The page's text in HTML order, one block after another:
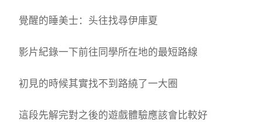
覺醒的睡美士：头往找尋伊庫夏
影片紀錄一下前往同學所在地的最短路線
初見的時候其實找不到路繞了一大圈
這段先解完對之後的遊戲體驗應該會比較好